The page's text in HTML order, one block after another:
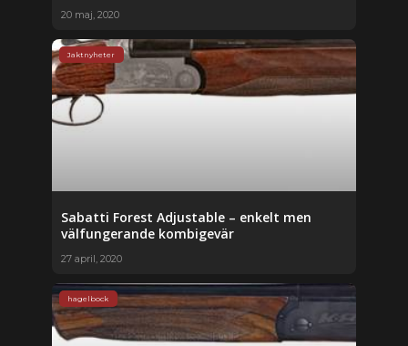
20 maj, 2020
Jaktnyheter
Sabatti Forest Adjustable – enkelt men
välfungerande kombigevär
27 april, 2020
hagelbock